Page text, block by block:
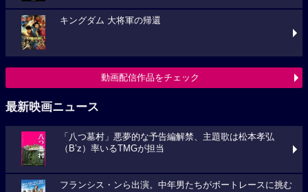
キングダム 大将軍の帰還
動画配信作品をチェック
最新映画ニュース
「八つ墓村」悪夢的な予告編解禁、主題歌は松本孝弘
（B’z）率いるTMGが担当
フランシス・ンら出演。中年男たちがボートレースに挑む